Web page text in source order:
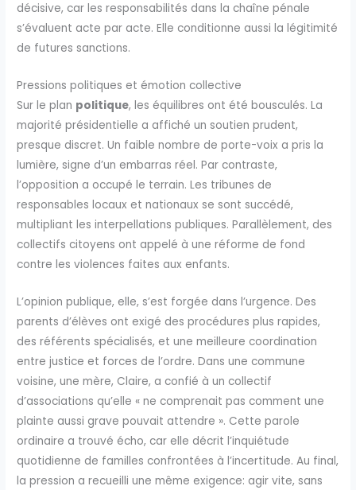
décisive, car les responsabilités dans la chaîne pénale
s’évaluent acte par acte. Elle conditionne aussi la légitimité
de futures sanctions.
Pressions politiques et émotion collective
Sur le plan politique, les équilibres ont été bousculés. La
majorité présidentielle a affiché un soutien prudent,
presque discret. Un faible nombre de porte-voix a pris la
lumière, signe d’un embarras réel. Par contraste,
l’opposition a occupé le terrain. Les tribunes de
responsables locaux et nationaux se sont succédé,
multipliant les interpellations publiques. Parallèlement, des
collectifs citoyens ont appelé à une réforme de fond
contre les violences faites aux enfants.
L’opinion publique, elle, s’est forgée dans l’urgence. Des
parents d’élèves ont exigé des procédures plus rapides,
des référents spécialisés, et une meilleure coordination
entre justice et forces de l’ordre. Dans une commune
voisine, une mère, Claire, a confié à un collectif
d’associations qu’elle « ne comprenait pas comment une
plainte aussi grave pouvait attendre ». Cette parole
ordinaire a trouvé écho, car elle décrit l’inquiétude
quotidienne de familles confrontées à l’incertitude. Au final,
la pression a recueilli une même exigence: agir vite, sans